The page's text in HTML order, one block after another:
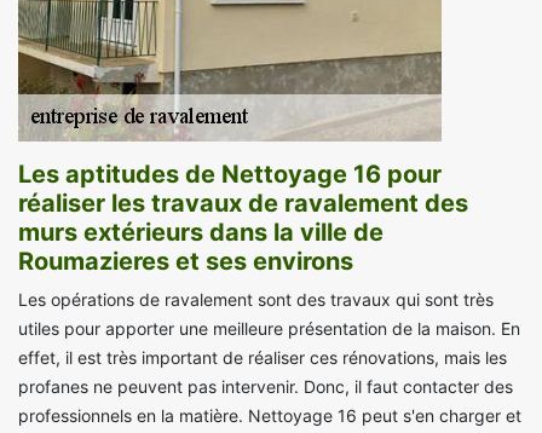
Les aptitudes de Nettoyage 16 pour
réaliser les travaux de ravalement des
murs extérieurs dans la ville de
Roumazieres et ses environs
Les opérations de ravalement sont des travaux qui sont très
utiles pour apporter une meilleure présentation de la maison. En
effet, il est très important de réaliser ces rénovations, mais les
profanes ne peuvent pas intervenir. Donc, il faut contacter des
professionnels en la matière. Nettoyage 16 peut s'en charger et